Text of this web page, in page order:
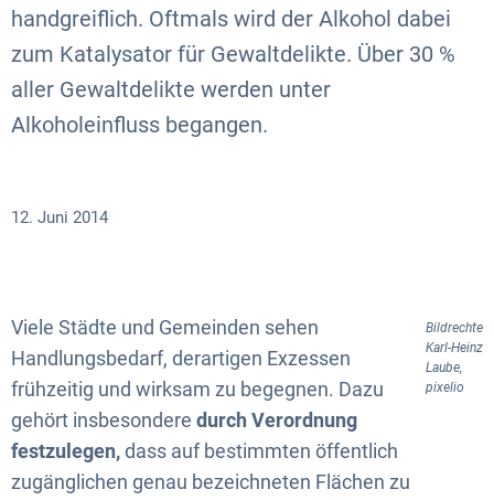
handgreiflich. Oftmals wird der Alkohol dabei
zum Katalysator für Gewaltdelikte. Über 30 %
aller Gewaltdelikte werden unter
Alkoholeinfluss begangen.
12. Juni 2014
Bildrechte
Karl-Heinz
Laube,
pixelio
Viele Städte und Gemeinden sehen
Handlungsbedarf, derartigen Exzessen
frühzeitig und wirksam zu begegnen. Dazu
gehört insbesondere durch Verordnung
festzulegen,dass auf bestimmten öffentlich
zugänglichen genau bezeichneten Flächen zu